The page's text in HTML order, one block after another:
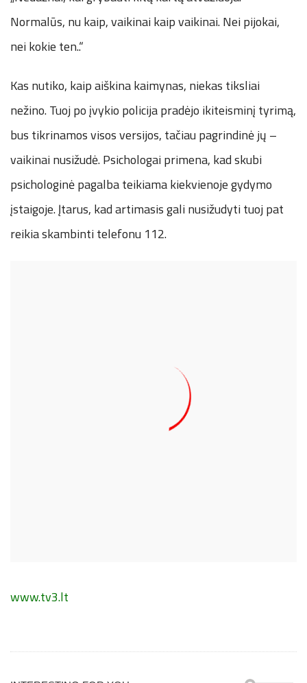
Normalūs, nu kaip, vaikinai kaip vaikinai. Nei pijokai,
nei kokie ten..“
Kas nutiko, kaip aiškina kaimynas, niekas tiksliai
nežino. Tuoj po įvykio policija pradėjo ikiteisminį tyrimą,
bus tikrinamos visos versijos, tačiau pagrindinė jų –
vaikinai nusižudė. Psichologai primena, kad skubi
psichologinė pagalba teikiama kiekvienoje gydymo
įstaigoje. Įtarus, kad artimasis gali nusižudyti tuoj pat
reikia skambinti telefonu 112.
www.tv3.lt